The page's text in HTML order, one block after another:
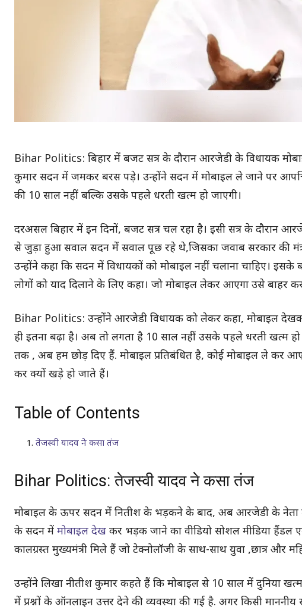
Bihar Politics: बिहार में बजट सत्र के दौरान आरजेडी के विधायक
कुमार सदन में जमकर बरस पड़े। उन्होंने सदन में मोबाइल ले जाने पर
की 10 साल नहीं बल्कि उसके पहले धरती खत्म हो जाएगी।
दरअसल बिहार में इन दिनों, बजट सत्र चल रहा है। इसी सत्र के दौरान
से जुड़ा हुआ सवाल सदन में सवाल पूछ रहे थे,जिसका जवाब सरकार की
उन्होंने कहा कि सदन में विधायकों को मोबाइल नहीं चलाना चाहिए।
लोगों को याद दिलाने के लिए कहा। जो मोबाइल लेकर आएगा उसे बाहर कर
Bihar Politics: उन्होंने आरजेडी विधायक को लेकर कहा, मोबाइल
ही इतना बढ़ा है। अब तो लगता है 10 साल नहीं उसके पहले धरती खत्म
तक , अब हम छोड़ दिए हैं. मोबाइल प्रतिबंधित है, कोई मोबाइल ले कर
कर क्यों खड़े हो जाते हैं।
Table of Contents
तेजस्वी यादव ने कसा तंज
Bihar Politics: तेजस्वी यादव ने कसा तंज
मोबाइल के ऊपर सदन में नितीश के भड़कने के बाद, अब आरजेडी के नेता
के सदन में मोबाइल देख कर भड़क जाने का वीडियो सोशल मीडिया हैंडल
कालग्रस्त मुख्यमंत्री मिले हैं जो टेक्नोलॉजी के साथ-साथ युवा ,छात्र और
उन्होंने लिखा नीतीश कुमार कहते हैं कि मोबाइल से 10 साल में दुनिया
में प्रश्नों के ऑनलाइन उत्तर देने की व्यवस्था की गई है. अगर किसी